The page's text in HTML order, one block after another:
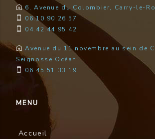
6, Avenue du Colombier, Carry-le-
06.10.90.26.57
04.42.44.95.42
Avenue du 11 novembre au sein de
Seignosse Océan
06.45.51.33.19
MENU
Accueil